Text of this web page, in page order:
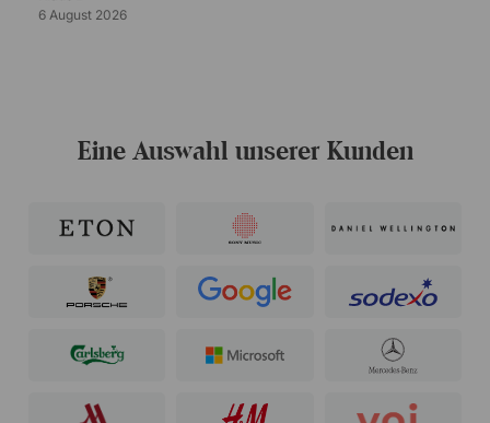
6 August 2026
Eine Auswahl unserer Kunden